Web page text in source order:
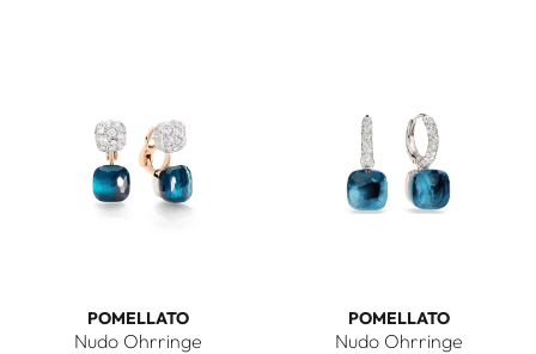
POMELLATO
Nudo Ohrringe
POMELLATO
Nudo Ohrringe